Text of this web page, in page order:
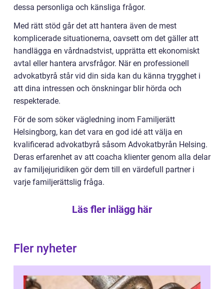
dessa personliga och känsliga frågor.
Med rätt stöd går det att hantera även de mest
komplicerade situationerna, oavsett om det gäller att
handlägga en vårdnadstvist, upprätta ett ekonomiskt
avtal eller hantera arvsfrågor. När en professionell
advokatbyrå står vid din sida kan du känna trygghet i
att dina intressen och önskningar blir hörda och
respekterade.
För de som söker vägledning inom Familjerätt
Helsingborg, kan det vara en god idé att välja en
kvalificerad advokatbyrå såsom Advokatbyrån Helsing.
Deras erfarenhet av att coacha klienter genom alla delar
av familjejuridiken gör dem till en värdefull partner i
varje familjerättslig fråga.
Läs fler inlägg här
Fler nyheter